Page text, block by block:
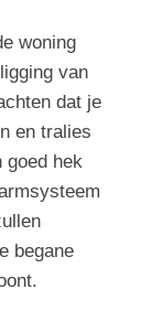
woning
van
dat je
en tralies
goed hek
begane